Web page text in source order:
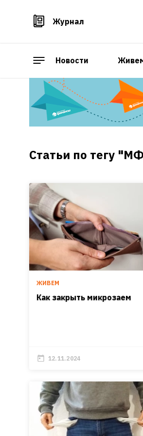
Журнал
Новости
Статьи по тегу
ЖИВЕМ
Как закрыть микрозаем
12.11.2024